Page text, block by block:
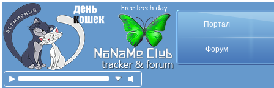
Портал
Форум